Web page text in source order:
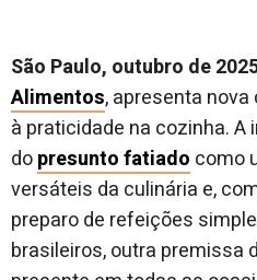
São Paulo, outubro de
Alimentos, apresenta
à praticidade na cozinha.
dopresunto fatiado como
versáteis da culinária e,
preparo de refeições
brasileiros, outra premissa